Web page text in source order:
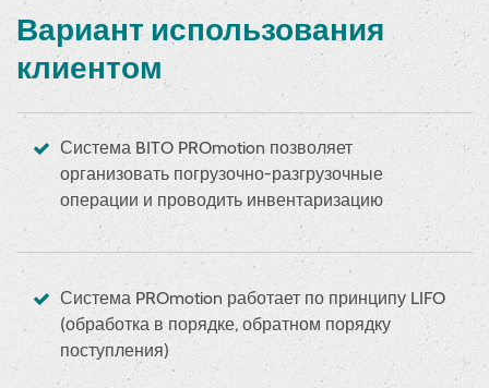
Вариант использования
клиентом
Система BITO PROmotion позволяет
организовать погрузочно-разгрузочные
операции и проводить инвентаризацию
Система PROmotion работает по принципу LIFO
(обработка в порядке, обратном порядку
поступления)